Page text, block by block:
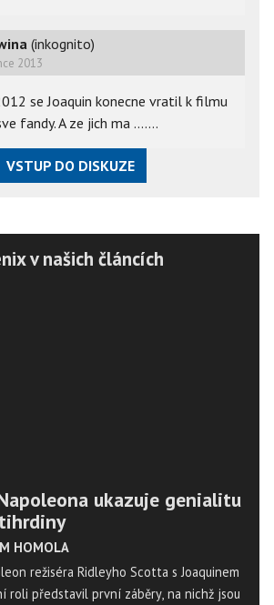
(inkognito)
2013
se Joaquin konecne vratil k filmu
fandy. A ze jich ma .......
VSTUP DO DISKUZE
v našich článcích
ukazuje genialitu
HOMOLA
režiséra Ridleyho Scotta s Joaquinem
roli představil první záběry, na nichž jsou